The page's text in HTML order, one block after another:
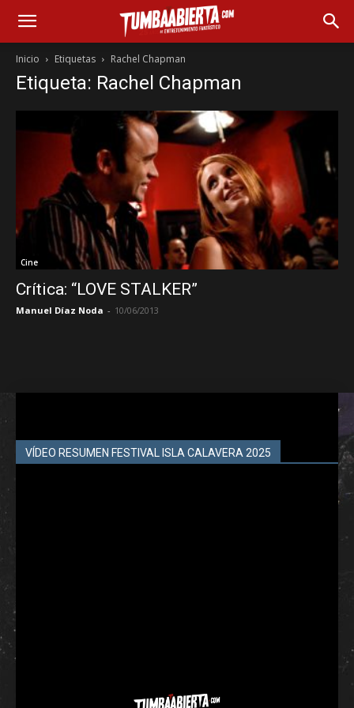
Inicio Etiquetas Rachel Chapman
Etiqueta: Rachel Chapman
Cine
Crítica: “LOVE STALKER”
Manuel Díaz Noda - 10/06/2013
VÍDEO RESUMEN FESTIVAL ISLA CALAVERA 2025